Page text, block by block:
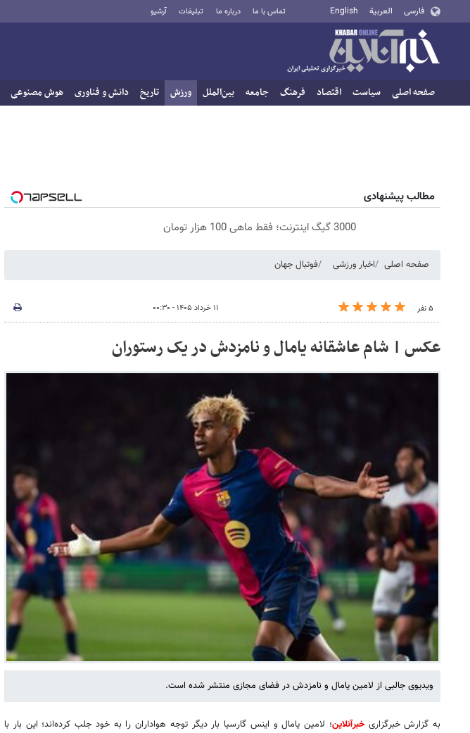
فارسی العربية English تماس با ما درباره ما تبلیغات آرشیو
صفحه اصلی سیاست اقتصاد فرهنگ جامعه بین‌الملل ورزش تاریخ دانش و فناوری هوش مصنوعی
مطالب پیشنهادی
3000 گیگ اینترنت؛ فقط ماهی 100 هزار تومان
صفحه اصلی اخبار ورزشی فوتبال جهان
۵ نفر ۱۱ خرداد ۱۴۰۵ - ۰۰:۳۰
عکس | شام عاشقانه یامال و نامزدش در یک رستوران
ویدیوی جالبی از لامین یامال و نامزدش در فضای مجازی منتشر شده است.
به گزارش خبرگزاریخبرآنلاین؛ لامین یامال و اینس گارسیا بار دیگر توجه هواداران را به خود جلب کرده‌اند؛ این بار با